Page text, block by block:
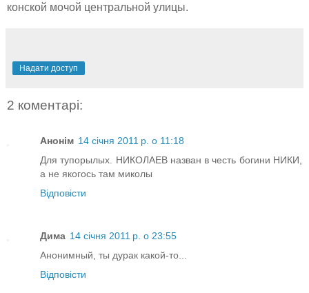
конской мочой центральной улицы.
Надати доступ
2 коментарі:
Анонім 14 січня 2011 р. о 11:18
Для тупорылых. НИКОЛАЕВ назван в честь богини НИКИ,
а не якогось там миколы
Відповісти
Дима 14 січня 2011 р. о 23:55
Анонимный, ты дурак какой-то...
Відповісти